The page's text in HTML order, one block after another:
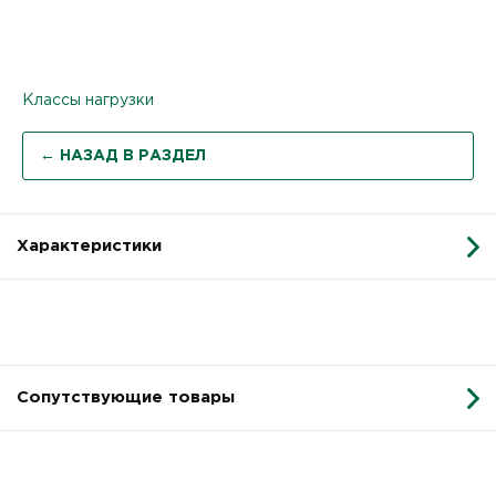
Классы нагрузки
← НАЗАД В РАЗДЕЛ
Характеристики
Сопутствующие товары